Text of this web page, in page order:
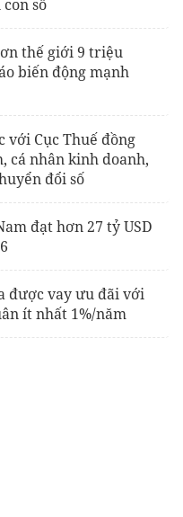
số
thế giới 9 triệu
biến động mạnh
với Cục Thuế đồng
cá nhân kinh doanh,
đổi số
đạt hơn 27 tỷ USD
được vay ưu đãi với
ít nhất 1%/năm